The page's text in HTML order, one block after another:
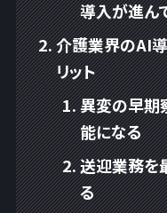
導入が進ん
介護業界のAI
リット
異変の早期
能になる
送迎業務を
る